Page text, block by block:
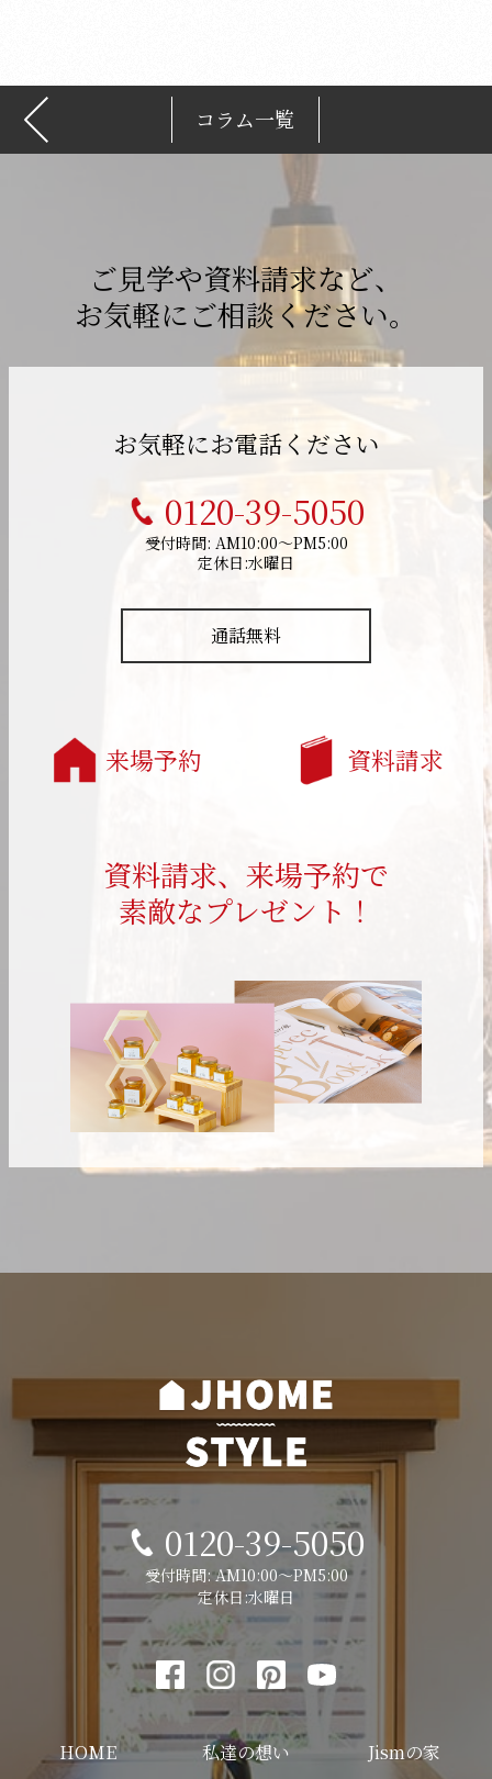
コラム一覧
ご見学や資料請求など、
お気軽にご相談ください。
お気軽にお電話ください
0120-39-5050
受付時間: AM10:00～PM5:00
定休日:水曜日
通話無料
来場予約 資料請求
資料請求、来場予約で
素敵なプレゼント！
0120-39-5050
受付時間: AM10:00～PM5:00
定休日:水曜日
HOME 私達の想い Jismの家